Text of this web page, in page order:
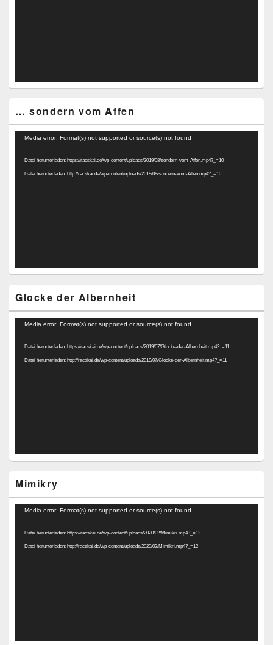
… sondern vom Affen
Video-
Media error: Format(s) not supported or source(s) not found
Datei herunterladen: https://racskai.de/wp-content/uploads/2019/08/sondern-vom-Affen.mp4?_=10
Datei herunterladen: http://racskai.de/wp-content/uploads/2019/08/sondern-vom-Affen.mp4?_=10
Glocke der Albernheit
Video-
Media error: Format(s) not supported or source(s) not found
Datei herunterladen: https://racskai.de/wp-content/uploads/2019/07/Glocke-der-Albernheit.mp4?_=11
Datei herunterladen: http://racskai.de/wp-content/uploads/2019/07/Glocke-der-Albernheit.mp4?_=11
Mimikry
Video-
Media error: Format(s) not supported or source(s) not found
Datei herunterladen: https://racskai.de/wp-content/uploads/2020/02/Mimikri.mp4?_=12
Datei herunterladen: http://racskai.de/wp-content/uploads/2020/02/Mimikri.mp4?_=12